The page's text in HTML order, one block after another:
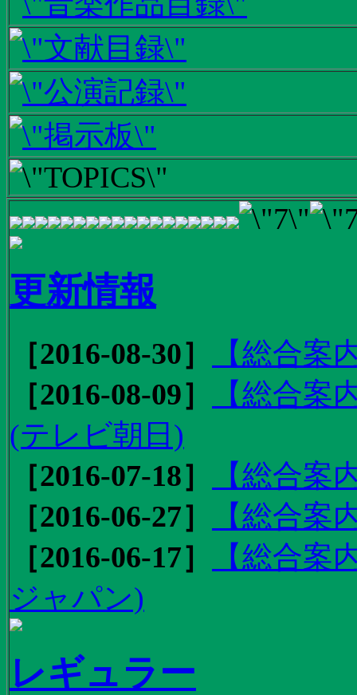
更新情報
［2016-08-30］
【総合
［2016-08-09］
【総合
(テレビ朝日)
［2016-07-18］
【総合案
［2016-06-27］
【総合案
［2016-06-17］
【総合
ジャパン)
レギュラー